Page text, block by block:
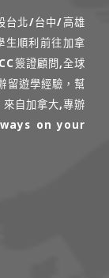
台北/台中/高雄
生順利前往加拿
簽證顧問,全球
留遊學經驗，幫
自加拿大,專辦
on your